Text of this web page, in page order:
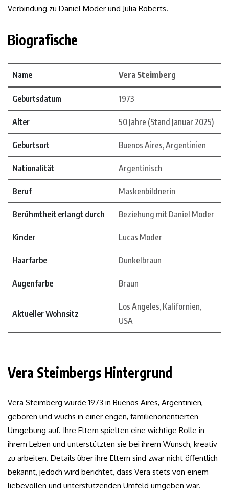
Verbindung zu Daniel Moder und Julia Roberts.
Biografische
Name Vera Steimberg
Geburtsdatum 1973
Alter 50 Jahre (Stand Januar 2025)
Geburtsort Buenos Aires, Argentinien
Nationalität Argentinisch
Beruf Maskenbildnerin
Berühmtheit erlangt durch Beziehung mit Daniel Moder
Kinder Lucas Moder
Haarfarbe Dunkelbraun
Augenfarbe Braun
Aktueller Wohnsitz
Los Angeles, Kalifornien,
USA
Vera Steimbergs Hintergrund
Vera Steimberg wurde 1973 in Buenos Aires, Argentinien,
geboren und wuchs in einer engen, familienorientierten
Umgebung auf. Ihre Eltern spielten eine wichtige Rolle in
ihrem Leben und unterstützten sie bei ihrem Wunsch, kreativ
zu arbeiten. Details über ihre Eltern sind zwar nicht öffentlich
bekannt, jedoch wird berichtet, dass Vera stets von einem
liebevollen und unterstützenden Umfeld umgeben war.